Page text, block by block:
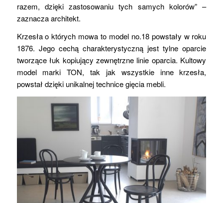
razem, dzięki zastosowaniu tych samych kolorów” –
zaznacza architekt.
Krzesła o których mowa to model no.18 powstały w roku
1876. Jego cechą charakterystyczną jest tylne oparcie
tworzące łuk kopiujący zewnętrzne linie oparcia. Kultowy
model marki TON, tak jak wszystkie inne krzesła,
powstał dzięki unikalnej technice gięcia mebli.